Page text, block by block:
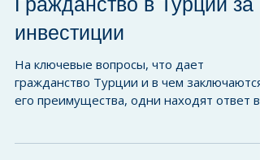
Гражданство в Турции за
инвестиции
На ключевые вопросы, что дает
его преимущества, одни находят ответ в